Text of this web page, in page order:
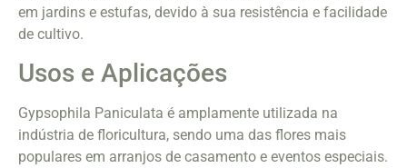
em jardins e estufas, devido à sua resistência e facilidade
de cultivo.
Usos e Aplicações
Gypsophila Paniculata é amplamente utilizada na
indústria de floricultura, sendo uma das flores mais
populares em arranjos de casamento e eventos especiais.